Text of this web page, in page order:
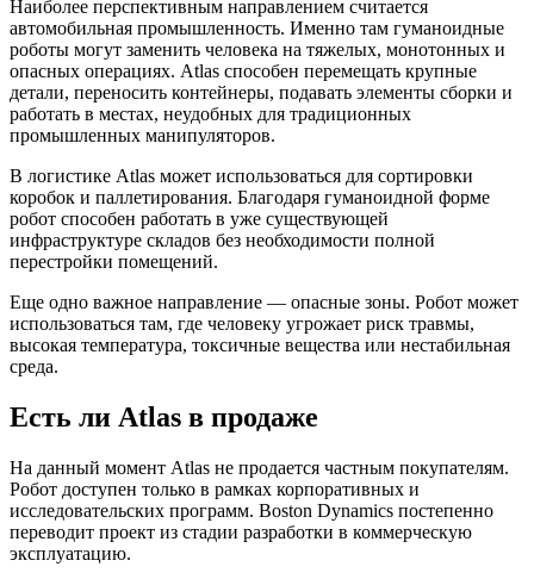
Наиболее перспективным направлением считается
автомобильная промышленность. Именно там гуманоидные
роботы могут заменить человека на тяжелых, монотонных и
опасных операциях. Atlas способен перемещать крупные
детали, переносить контейнеры, подавать элементы сборки и
работать в местах, неудобных для традиционных
промышленных манипуляторов.
В логистике Atlas может использоваться для сортировки
коробок и паллетирования. Благодаря гуманоидной форме
робот способен работать в уже существующей
инфраструктуре складов без необходимости полной
перестройки помещений.
Еще одно важное направление — опасные зоны. Робот может
использоваться там, где человеку угрожает риск травмы,
высокая температура, токсичные вещества или нестабильная
среда.
Есть ли Atlas в продаже
На данный момент Atlas не продается частным покупателям.
Робот доступен только в рамках корпоративных и
исследовательских программ. Boston Dynamics постепенно
переводит проект из стадии разработки в коммерческую
эксплуатацию.